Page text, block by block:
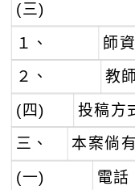
(三)
１、
師
２、 教
(四)
投稿方
三、 本案倘
(一)
電話